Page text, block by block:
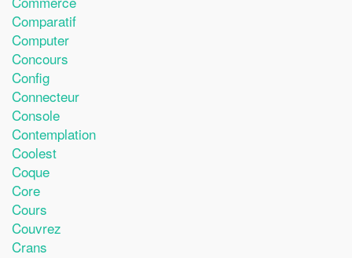
Comparatif
Computer
Concours
Config
Connecteur
Console
Contemplation
Coolest
Coque
Core
Cours
Couvrez
Crans